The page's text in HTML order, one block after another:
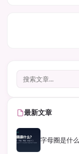
最新文章
字母圈是什